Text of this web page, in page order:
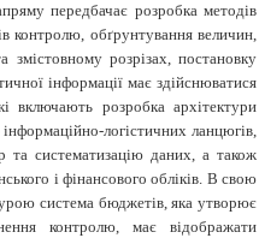
передбачає розробка методів
контролю, обґрунтування величин,
розрізах, постановку
інформації має здійснюватися
включають розробка архітектури
логістичних ланцюгів,
та систематизацію даних, а також
і фінансового обліків. В свою
система бюджетів, яка утворює
контролю, має відображати